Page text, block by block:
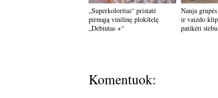
„Superkoloritas“ pristatė
pirmąją vinilinę plokštelę
„Debiutas +“
Nauja
ir vaizdo
patikėti
Komentuok: